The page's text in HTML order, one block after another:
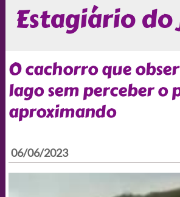
Estagiário
O cachorro que
lago sem perceber o
aproximando
06/06/2023